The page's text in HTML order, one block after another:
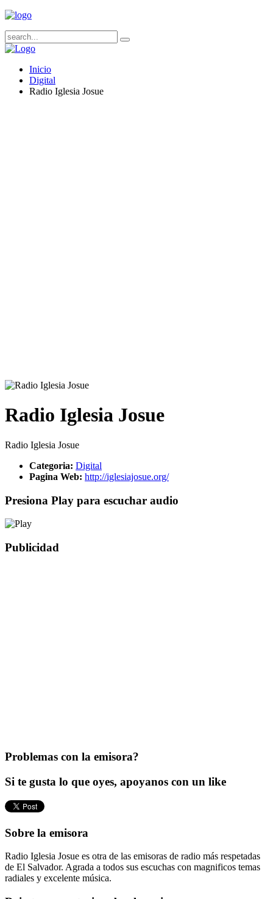
Inicio
Digital
Radio Iglesia Josue
Radio Iglesia Josue
Radio Iglesia Josue
Categoria: Digital
Pagina Web: http://iglesiajosue.org/
Presiona Play para escuchar audio
Publicidad
Problemas con la emisora?
Si te gusta lo que oyes, apoyanos con un like
Sobre la emisora
Radio Iglesia Josue es otra de las emisoras de radio más respetadas
de El Salvador. Agrada a todos sus escuchas con magnificos temas
radiales y excelente música.